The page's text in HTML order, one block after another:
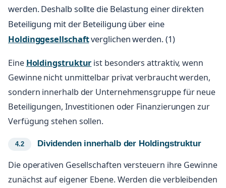
werden. Deshalb sollte die Belastung einer direkten
Beteiligung mit der Beteiligung über eine
Holdinggesellschaftverglichen werden. (1)
Eine Holdingstruktur ist besonders attraktiv, wenn
Gewinne nicht unmittelbar privat verbraucht werden,
sondern innerhalb der Unternehmensgruppe für neue
Beteiligungen, Investitionen oder Finanzierungen zur
Verfügung stehen sollen.
Dividenden innerhalb der Holdingstruktur
Die operativen Gesellschaften versteuern ihre Gewinne
zunächst auf eigener Ebene. Werden die verbleibenden